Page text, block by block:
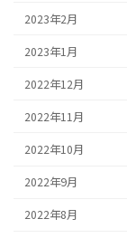
2023年2月
2023年1月
2022年12月
2022年11月
2022年10月
2022年9月
2022年8月